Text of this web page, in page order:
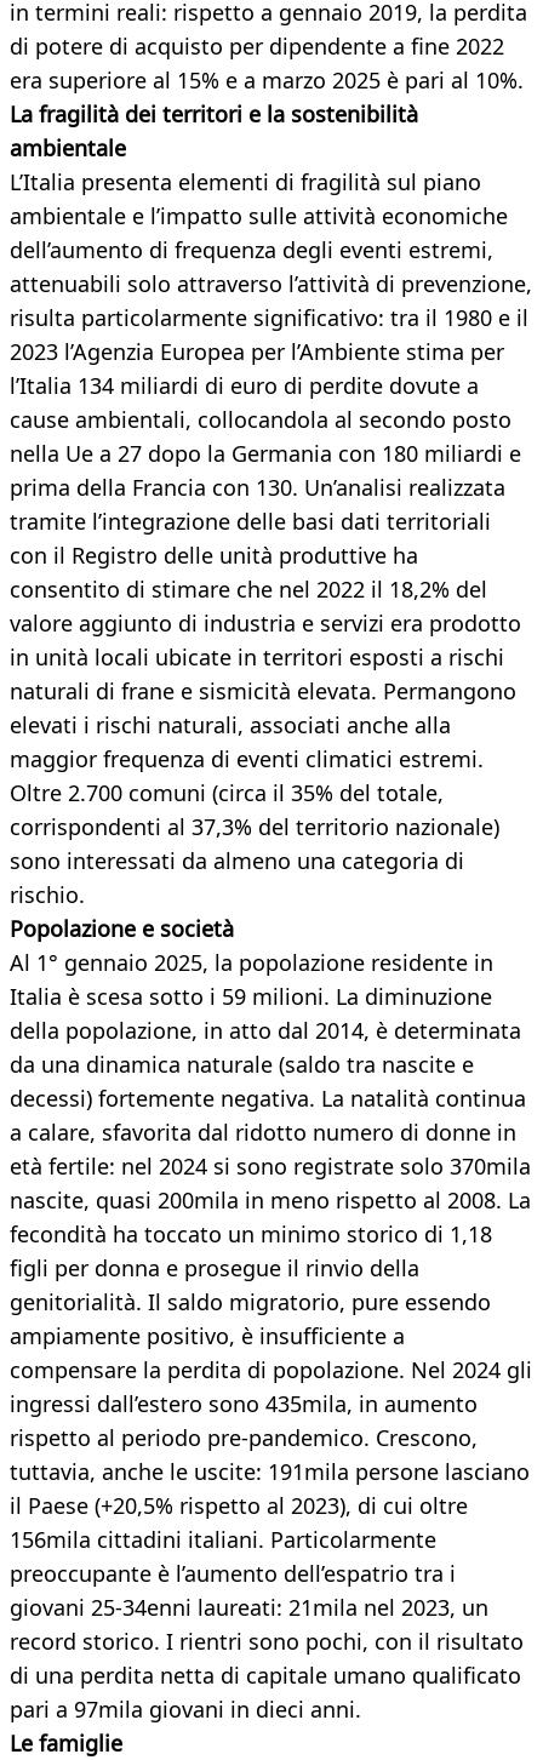
in termini reali: rispetto a gennaio 2019, la perdita
di potere di acquisto per dipendente a fine 2022
era superiore al 15% e a marzo 2025 è pari al 10%.
La fragilità dei territori e la sostenibilità
ambientale
L’Italia presenta elementi di fragilità sul piano
ambientale e l’impatto sulle attività economiche
dell’aumento di frequenza degli eventi estremi,
attenuabili solo attraverso l’attività di prevenzione,
risulta particolarmente significativo: tra il 1980 e il
2023 l’Agenzia Europea per l’Ambiente stima per
l’Italia 134 miliardi di euro di perdite dovute a
cause ambientali, collocandola al secondo posto
nella Ue a 27 dopo la Germania con 180 miliardi e
prima della Francia con 130. Un’analisi realizzata
tramite l’integrazione delle basi dati territoriali
con il Registro delle unità produttive ha
consentito di stimare che nel 2022 il 18,2% del
valore aggiunto di industria e servizi era prodotto
in unità locali ubicate in territori esposti a rischi
naturali di frane e sismicità elevata. Permangono
elevati i rischi naturali, associati anche alla
maggior frequenza di eventi climatici estremi.
Oltre 2.700 comuni (circa il 35% del totale,
corrispondenti al 37,3% del territorio nazionale)
sono interessati da almeno una categoria di
rischio.
Popolazione e società
Al 1° gennaio 2025, la popolazione residente in
Italia è scesa sotto i 59 milioni. La diminuzione
della popolazione, in atto dal 2014, è determinata
da una dinamica naturale (saldo tra nascite e
decessi) fortemente negativa. La natalità continua
a calare, sfavorita dal ridotto numero di donne in
età fertile: nel 2024 si sono registrate solo 370mila
nascite, quasi 200mila in meno rispetto al 2008. La
fecondità ha toccato un minimo storico di 1,18
figli per donna e prosegue il rinvio della
genitorialità. Il saldo migratorio, pure essendo
ampiamente positivo, è insufficiente a
compensare la perdita di popolazione. Nel 2024 gli
ingressi dall’estero sono 435mila, in aumento
rispetto al periodo pre-pandemico. Crescono,
tuttavia, anche le uscite: 191mila persone lasciano
il Paese (+20,5% rispetto al 2023), di cui oltre
156mila cittadini italiani. Particolarmente
preoccupante è l’aumento dell’espatrio tra i
giovani 25-34enni laureati: 21mila nel 2023, un
record storico. I rientri sono pochi, con il risultato
di una perdita netta di capitale umano qualificato
pari a 97mila giovani in dieci anni.
Le famiglie